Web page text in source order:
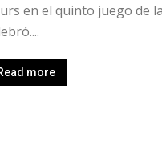
en el quinto juego de
more